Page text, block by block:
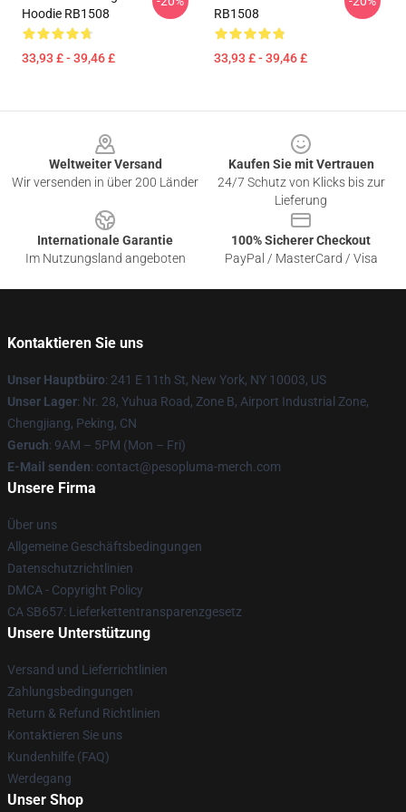
Hoodie RB1508
33,93 £ - 39,46 £
RB1508
33,93 £ - 39,46 £
Weltweiter Versand
Wir versenden in über 200 Länder
Kaufen Sie mit Vertrauen
24/7 Schutz von Klicks bis zur
Lieferung
Internationale Garantie
Im Nutzungsland angeboten
100% Sicherer Checkout
PayPal / MasterCard / Visa
Kontaktieren Sie uns
Unser Hauptbüro: 241 E 11th St, New York, NY 10003, US
Unser Lager: Nr. 28, Yuhua Road, Zone B, Airport Industrial Zone,
Chengjiang, Peking, CN
Geruch: 9AM – 5PM (Mon – Fri)
E-Mail senden: contact@pesopluma-merch.com
Unsere Firma
Über uns
Allgemeine Geschäftsbedingungen
Datenschutzrichtlinien
DMCA - Copyright Policy
CA SB657: Lieferkettentransparenzgesetz
Unsere Unterstützung
Versand und Lieferrichtlinien
Zahlungsbedingungen
Return & Refund Richtlinien
Kontaktieren Sie uns
Kundenhilfe (FAQ)
Werdegang
Unser Shop